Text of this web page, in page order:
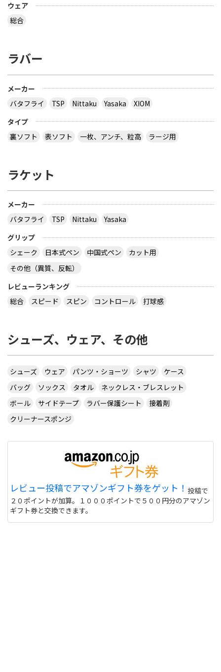
ウェア
総合
ラバー
メーカー
バタフライ
TSP Nittaku Yasaka
XIOM
タイプ
裏ソフト
表ソフト 一枚、アンチ、粒高 ラージ用
ラケット
メーカー
バタフライ
TSP Nittaku
Yasaka
グリップ
シェーク
日本式ペン 中国式ペン
カット用
その他（異質、反転）
レビューランキング
総合
スピード スピン コントロール 打球感
シューズ、ウェア、その他
シューズ ウェア パンツ・ショーツ シャツ
ケース
バッグ
ソックス タオル
ネックレス・ブレスレット
ボール
サイドテープ ラバー保護シート
接着剤
クリーナースポンジ
レビュー投稿でアマゾンギフト券をゲット！ 投稿で
２０ポイントが加算。１０００ポイントで５００円分のアマゾン
ギフト券と交換できます。